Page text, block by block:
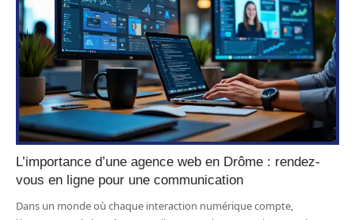
L’importance d’une agence web en Drôme : rendez-
vous en ligne pour une communication
Dans un monde où chaque interaction numérique compte,